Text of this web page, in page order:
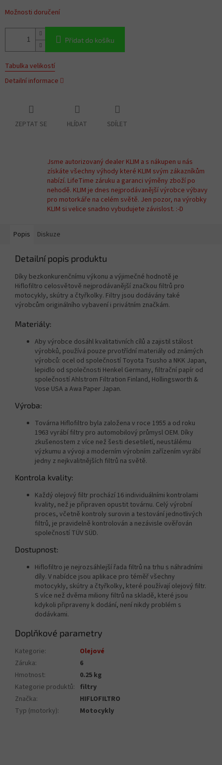
Možnosti doručení
Přidat do košíku
Tabulka velikostí
Detailní informace
ZEPTAT SE HLÍDAT SDÍLET
Jsme autorizovaný dealer KLIM a s nákupen u nás
získáte všechny výhody které KLIM svým zákazníkům
nabízí. LifeTime záruku a garanci výměny zboží po
nehodě. KLIM je dnes nejprodávanější výrobce výbavy
pro motorkáře na celém světě. Jen pozor, na výrobky
KLIM si velice snadno vybudujete závislost. :-D
Popis Diskuze
Detailní popis produktu
Díky bezkonkurenčnímu výkonu a výjimečné hodnotě je
Hiflofiltro celosvětově nejprodávanější značkou filtrů pro
motocykly, skútry a čtyřkolky. Filtry jsou dodávány také
výrobcům originálního vybavení i privátním značkám.
Materiály:
Aby výrobce dosáhl kvalitativních cílů a zajistil stálost
výrobků, používá pouze prvotřídní materiály od známých
výrobců: ocel od společností Toyota Tsusho a NKK Japan,
lepidlo od společnosti Henkel Germany, filtrační papír od
společností Ahlstrom Filtration Finland, Hollingsworth &
Vose USA a Awa Paper Japan.
Výroba:
Továrna Hiflofiltro byla založena v roce 1955 a od roku
1963 vyrábí filtry pro automobilový průmysl OEM. Díky
zkušenostem z více než šesti desetiletí, neustálému
výzkumu a vývoji a moderním výrobním zařízením vyrábí
jedny z nejkvalitnějších filtrů na světě.
Kontrola kvality:
Každý olejový filtr prochází 16 individuálními kontrolami
kvality, než je připraven opustit továrnu. Celý výrobní
proces, včetně kontroly surovin a testování jednotlivých
filtrů, je pravidelně kontrolován a nezávisle ověřován
společností TÜV SÜD.
Dostupnost:
Hiflofiltro je nejrozsáhlejší řada filtrů na trhu s náhradními
díly. V nabídce jsou aplikace pro téměř všechny
motocykly, skútry a čtyřkolky, které používají olejový filtr.
S více než dvěma miliony filtrů na skladě, které jsou
kdykoli připraveny k dodání, není nikdy problém s
dodávkami.
Doplňkové parametry
Kategorie:
Olejové
Záruka:
6
Hmotnost:
0.25 kg
Kategorie produktů: filtry
Značka:
HIFLOFILTRO
Typ (motorky): Motocykly